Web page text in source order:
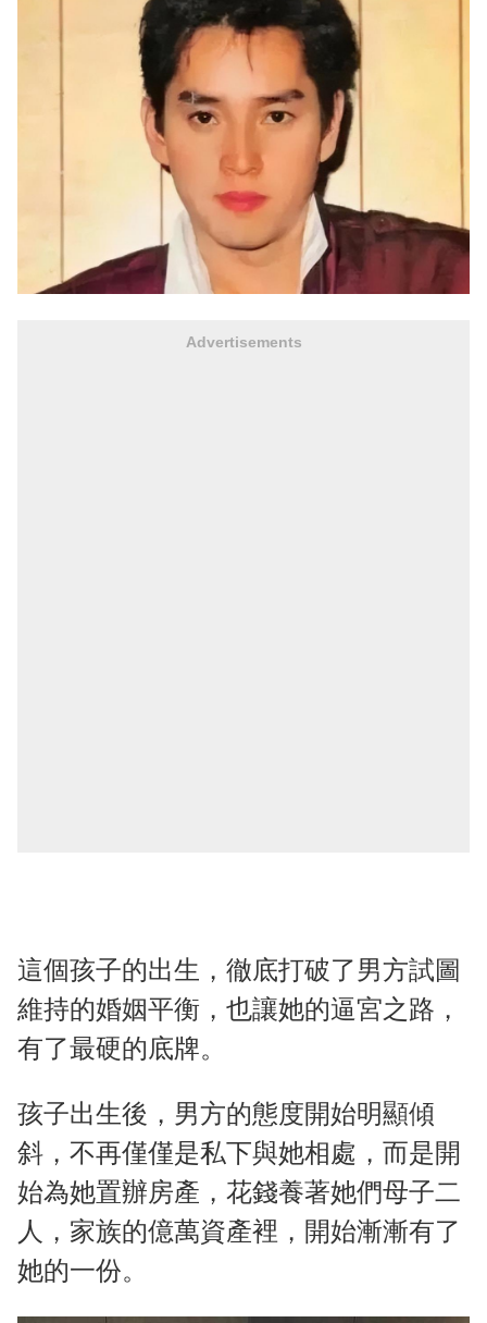
Advertisements
這個孩子的出生，徹底打破了男方試圖
維持的婚姻平衡，也讓她的逼宮之路，
有了最硬的底牌。
孩子出生後，男方的態度開始明顯傾
斜，不再僅僅是私下與她相處，而是開
始為她置辦房產，花錢養著她們母子二
人，家族的億萬資產裡，開始漸漸有了
她的一份。